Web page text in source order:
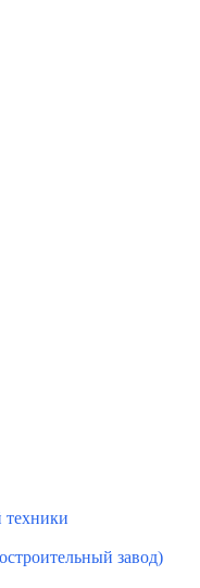
техники
завод)